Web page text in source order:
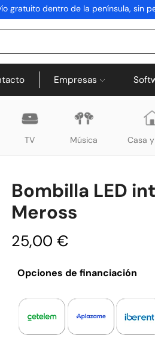
gratuito dentro de la península, sin
Empresas
TV Música Casa
Bombilla LED
Meross
25,00 €
Opciones de financiación